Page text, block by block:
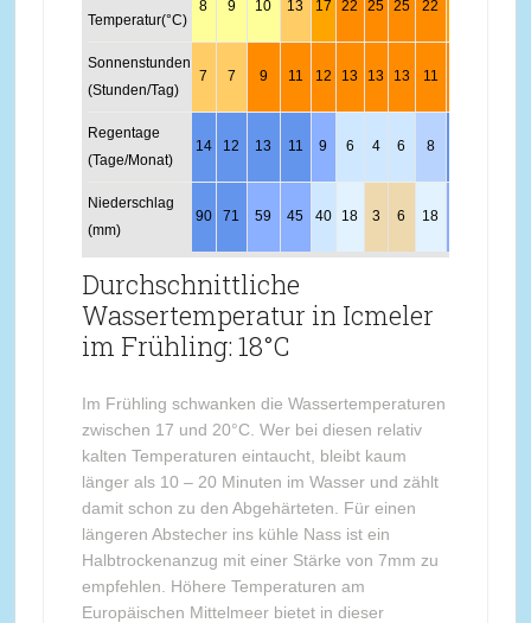
Temperatur(°C)
8 9 10 13 17 22 25 25 22
Sonnenstunden
(Stunden/Tag)
7 7 9 11 12 13 13 13 11
Regentage
(Tage/Monat)
14 12 13 11 9 6 4 6 8
Niederschlag
(mm)
90 71 59 45 40 18 3 6 18
Durchschnittliche
Wassertemperatur in Icmeler
im Frühling: 18°C
Im Frühling schwanken die Wassertemperaturen
zwischen 17 und 20°C. Wer bei diesen relativ
kalten Temperaturen eintaucht, bleibt kaum
länger als 10 – 20 Minuten im Wasser und zählt
damit schon zu den Abgehärteten. Für einen
längeren Abstecher ins kühle Nass ist ein
Halbtrockenanzug mit einer Stärke von 7mm zu
empfehlen. Höhere Temperaturen am
Europäischen Mittelmeer bietet in dieser